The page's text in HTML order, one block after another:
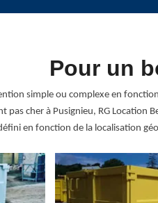
Pour un
simple ou complexe en
pas cher à Pusignieu, RG
en fonction de la localisation